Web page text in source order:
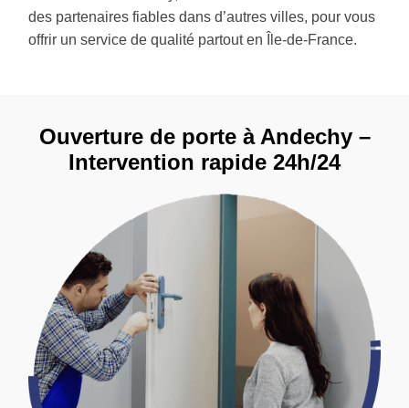
des partenaires fiables dans d’autres villes, pour vous
offrir un service de qualité partout en Île-de-France.
Ouverture de porte à Andechy –
Intervention rapide 24h/24